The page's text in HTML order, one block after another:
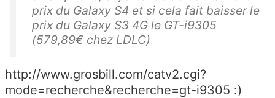
prix du Galaxy S4 et si cela fait baisser le
prix du Galaxy S3 4G le GT-i9305
(579,89€ chez LDLC)
http://www.grosbill.com/catv2.cgi?
mode=recherche&recherche=gt-i9305 :)